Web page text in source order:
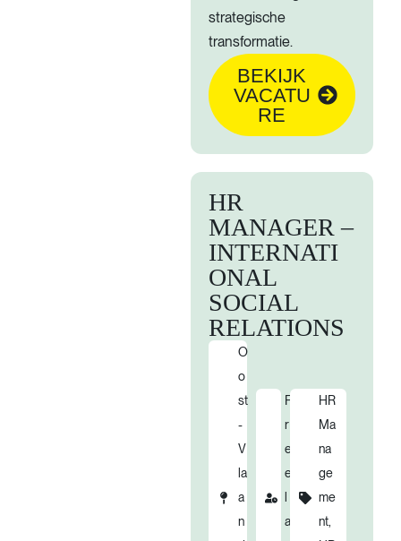
strategische
transformatie.
BEKIJK
VACATU
RE
HR
MANAGER –
INTERNATI
ONAL
SOCIAL
RELATIONS
O
o
st
-
V
la
a
n
F
r
e
e
a
HR
Ma
na
ge
me
nt,